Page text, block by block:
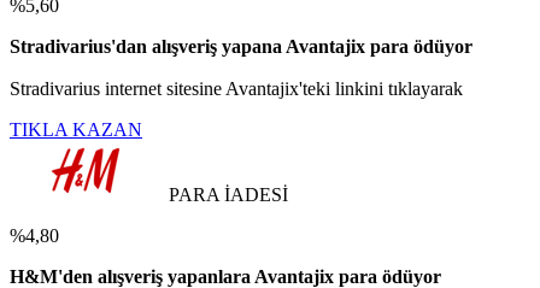
%5,60
Stradivarius'dan alışveriş yapana Avantajix para ödüyor
Stradivarius internet sitesine Avantajix'teki linkini tıklayarak
TIKLA KAZAN
PARA İADESİ
%4,80
H&M'den alışveriş yapanlara Avantajix para ödüyor